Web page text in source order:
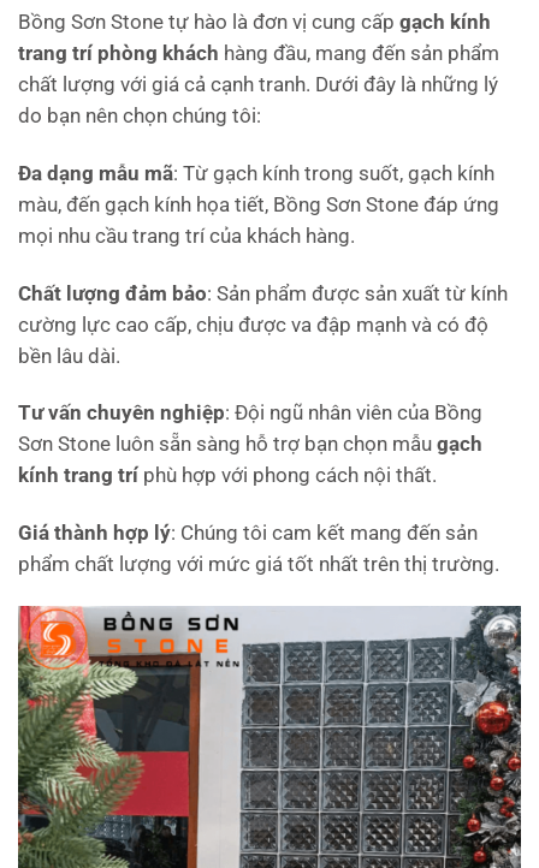
Bồng Sơn Stone tự hào là đơn vị cung cấp gạch kính
trang trí phòng khách hàng đầu, mang đến sản phẩm
chất lượng với giá cả cạnh tranh. Dưới đây là những lý
do bạn nên chọn chúng tôi:
Đa dạng mẫu mã: Từ gạch kính trong suốt, gạch kính
màu, đến gạch kính họa tiết, Bồng Sơn Stone đáp ứng
mọi nhu cầu trang trí của khách hàng.
Chất lượng đảm bảo: Sản phẩm được sản xuất từ kính
cường lực cao cấp, chịu được va đập mạnh và có độ
bền lâu dài.
Tư vấn chuyên nghiệp: Đội ngũ nhân viên của Bồng
Sơn Stone luôn sẵn sàng hỗ trợ bạn chọn mẫu gạch
kính trang trí phù hợp với phong cách nội thất.
Giá thành hợp lý: Chúng tôi cam kết mang đến sản
phẩm chất lượng với mức giá tốt nhất trên thị trường.